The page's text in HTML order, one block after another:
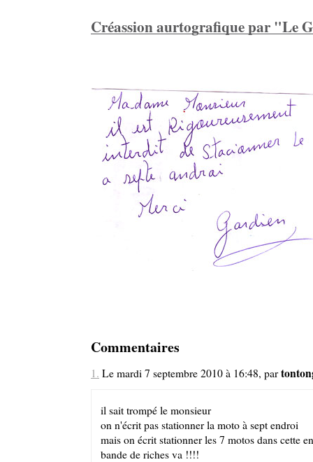
Créassion aurtografique par "Le
Commentaires
1. Le mardi 7 septembre 2010 à 16:48, par
il sait trompé le monsieur
on n'écrit pas stationner la moto à sept endroi
mais on écrit stationner les 7 motos dans cette
bande de riches va !!!!